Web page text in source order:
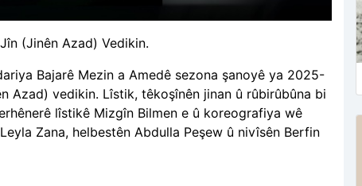
(Jinên Azad) Vedikin.
Bajarê Mezin a Amedê sezona şanoyê ya 2025-
Azad) vedikin. Lîstik, têkoşînên jinan û rûbirûbûna bi
lîstikê Mizgîn Bilmen e û koreografiya wê
Zana, helbestên Abdulla Peşew û nivîsên Berfin